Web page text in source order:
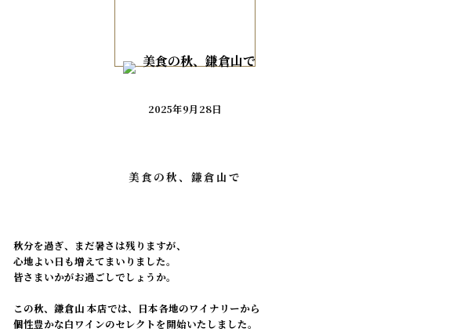
2025年9月28日
美食の秋、鎌倉山で
秋分を過ぎ、まだ暑さは残りますが、
心地よい日も増えてまいりました。
皆さまいかがお過ごしでしょうか。
この秋、鎌倉山 本店では、日本各地のワイナリーから
個性豊かな白ワインのセレクトを開始いたしました。